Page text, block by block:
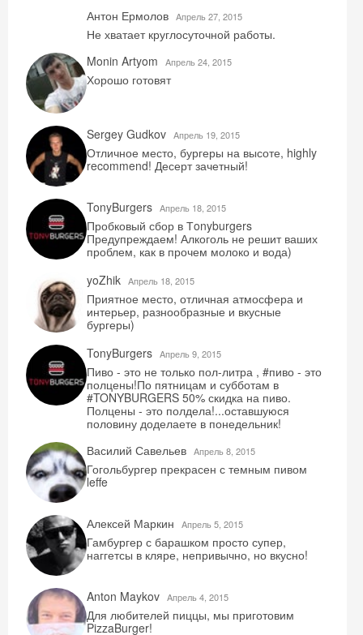
Антон Ермолов Aпрель 27, 2015
Не хватает круглосуточной работы.
Monin Artyom
Aпрель 24, 2015
Хорошо готовят
Sergey Gudkov Aпрель 19, 2015
Отличное место, бургеры на высоте, highly
recommend! Десерт зачетный!
TonyBurgers Aпрель 18, 2015
Пробковый сбор в Тonyburgers
Предупреждаем! Алкоголь не решит ваших
проблем, как в прочем молоко и вода)
yoZhik Aпрель 18, 2015
Приятное место, отличная атмосфера и
интерьер, разнообразные и вкусные
бургеры)
TonyBurgers Aпрель 9, 2015
Пиво - это не только пол-литра , #пиво - это
полцены!По пятницам и субботам в
#TONYBURGERS 50% скидка на пиво.
Полцены - это полдела!...оставшуюся
половину доделаете в понедельник!
Василий Савельев Aпрель 8, 2015
Гогольбургер прекрасен с темным пивом
leffe
Алексей Маркин Aпрель 5, 2015
Гамбургер с барашком просто супер,
наггетсы в кляре, непривычно, но вкусно!
Anton Maykov Aпрель 4, 2015
Для любителей пиццы, мы приготовим
PizzaBurger!
Скидка −5%
промокод на первое бронирование!
Получить промокод